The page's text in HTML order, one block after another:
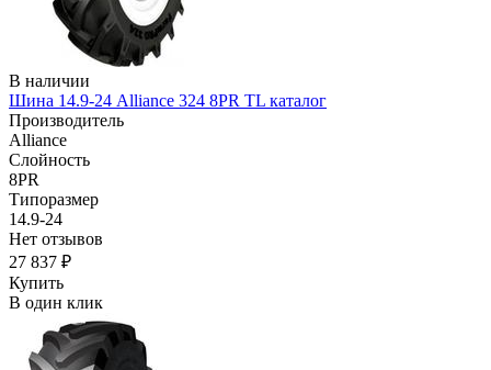
В наличии
Шина 14.9-24 Alliance 324 8PR TL каталог
Производитель
Alliance
Слойность
8PR
Типоразмер
14.9-24
Нет отзывов
27 837 ₽
Купить
В один клик